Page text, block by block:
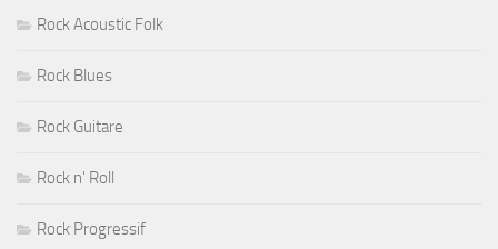
Rock Acoustic Folk
Rock Blues
Rock Guitare
Rock n' Roll
Rock Progressif